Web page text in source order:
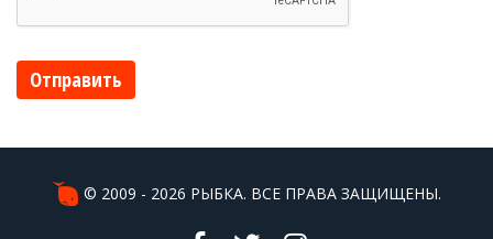
Отправить
© 2009 - 2026 РЫБКА. ВСЕ ПРАВА ЗАЩИЩЕНЫ.